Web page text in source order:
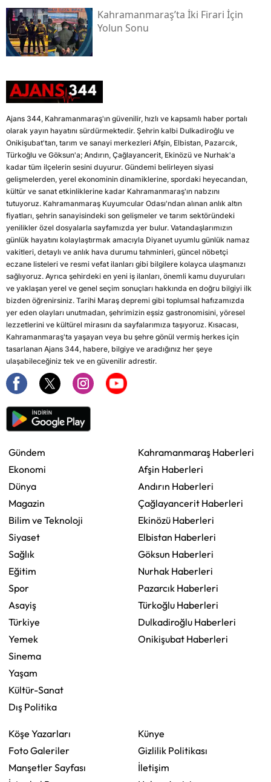
Kahramanmaraş’ta İki Firari İçin
Yolun Sonu
Ajans 344, Kahramanmaraş'ın güvenilir, hızlı ve kapsamlı haber portalı
olarak yayın hayatını sürdürmektedir. Şehrin kalbi Dulkadiroğlu ve
Onikişubat'tan, tarım ve sanayi merkezleri Afşin, Elbistan, Pazarcık,
Türkoğlu ve Göksun'a; Andırın, Çağlayancerit, Ekinözü ve Nurhak'a
kadar tüm ilçelerin sesini duyurur. Gündemi belirleyen siyasi
gelişmelerden, yerel ekonominin dinamiklerine, spordaki heyecandan,
kültür ve sanat etkinliklerine kadar Kahramanmaraş'ın nabzını
tutuyoruz. Kahramanmaraş Kuyumcular Odası'ndan alınan anlık altın
fiyatları, şehrin sanayisindeki son gelişmeler ve tarım sektöründeki
yenilikler özel dosyalarla sayfamızda yer bulur. Vatandaşlarımızın
günlük hayatını kolaylaştırmak amacıyla Diyanet uyumlu günlük namaz
vakitleri, detaylı ve anlık hava durumu tahminleri, güncel nöbetçi
eczane listeleri ve resmi vefat ilanları gibi bilgilere kolayca ulaşmanızı
sağlıyoruz. Ayrıca şehirdeki en yeni iş ilanları, önemli kamu duyuruları
ve yaklaşan yerel ve genel seçim sonuçları hakkında en doğru bilgiyi ilk
bizden öğrenirsiniz. Tarihi Maraş depremi gibi toplumsal hafızamızda
yer eden olayları unutmadan, şehrimizin eşsiz gastronomisini, yöresel
lezzetlerini ve kültürel mirasını da sayfalarımıza taşıyoruz. Kısacası,
Kahramanmaraş'ta yaşayan veya bu şehre gönül vermiş herkes için
tasarlanan Ajans 344, habere, bilgiye ve aradığınız her şeye
ulaşabileceğiniz tek ve en güvenilir adrestir.
Gündem
Ekonomi
Dünya
Magazin
Bilim ve Teknoloji
Siyaset
Sağlık
Eğitim
Spor
Asayiş
Türkiye
Yemek
Sinema
Yaşam
Kültür-Sanat
Dış Politika
Kahramanmaraş Haberleri
Afşin Haberleri
Andırın Haberleri
Çağlayancerit Haberleri
Ekinözü Haberleri
Elbistan Haberleri
Göksun Haberleri
Nurhak Haberleri
Pazarcık Haberleri
Türkoğlu Haberleri
Dulkadiroğlu Haberleri
Onikişubat Haberleri
Köşe Yazarları
Foto Galeriler
Manşetler Sayfası
Künye
Gizlilik Politikası
İletişim